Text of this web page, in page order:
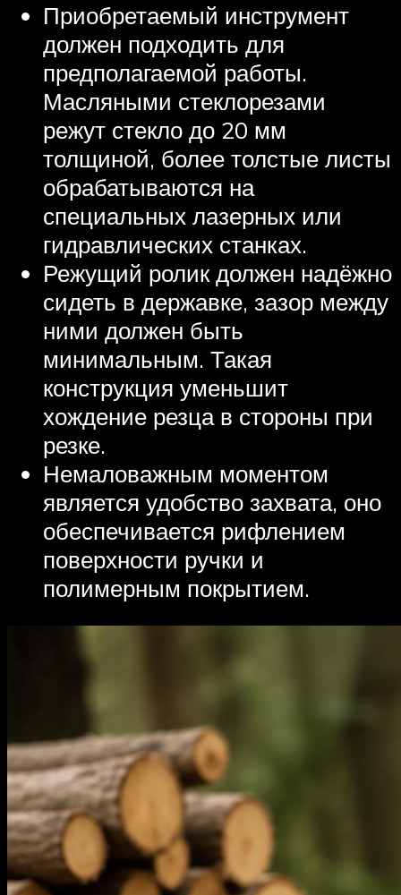
Приобретаемый инструмент
должен подходить для
предполагаемой работы.
Масляными стеклорезами
режут стекло до 20 мм
толщиной, более толстые листы
обрабатываются на
специальных лазерных или
гидравлических станках.
Режущий ролик должен надёжно
сидеть в державке, зазор между
ними должен быть
минимальным. Такая
конструкция уменьшит
хождение резца в стороны при
резке.
Немаловажным моментом
является удобство захвата, оно
обеспечивается рифлением
поверхности ручки и
полимерным покрытием.